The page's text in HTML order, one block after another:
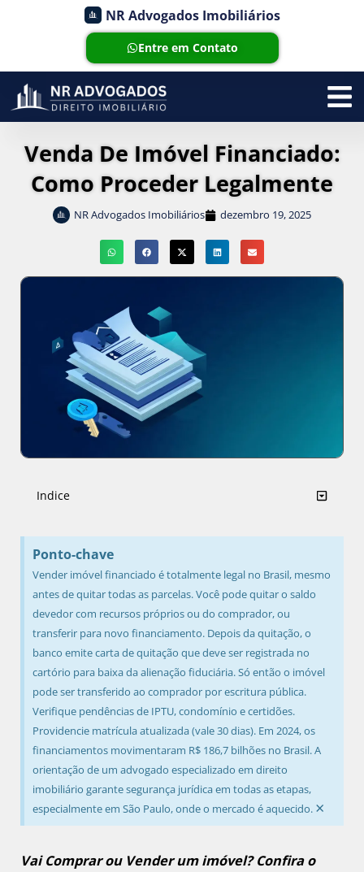
NR Advogados Imobiliários
Entre em Contato
Venda De Imóvel Financiado:
Como Proceder Legalmente
NR Advogados Imobiliários dezembro 19, 2025
Indice
Ponto-chave
Vender imóvel financiado é totalmente legal no Brasil, mesmo
antes de quitar todas as parcelas. Você pode quitar o saldo
devedor com recursos próprios ou do comprador, ou
transferir para novo financiamento. Depois da quitação, o
banco emite carta de quitação que deve ser registrada no
cartório para baixa da alienação fiduciária. Só então o imóvel
pode ser transferido ao comprador por escritura pública.
Verifique pendências de IPTU, condomínio e certidões.
Providencie matrícula atualizada (vale 30 dias). Em 2024, os
financiamentos movimentaram R$ 186,7 bilhões no Brasil. A
orientação de um advogado especializado em direito
imobiliário garante segurança jurídica em todas as etapas,
especialmente em São Paulo, onde o mercado é aquecido. ×
Vai Comprar ou Vender um imóvel? Confira o